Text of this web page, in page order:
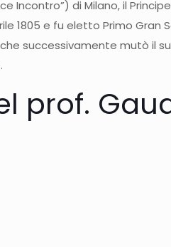
Incontro”) di Milano, il
1805 e fu eletto Primo Gran
successivamente mutò il
prof.